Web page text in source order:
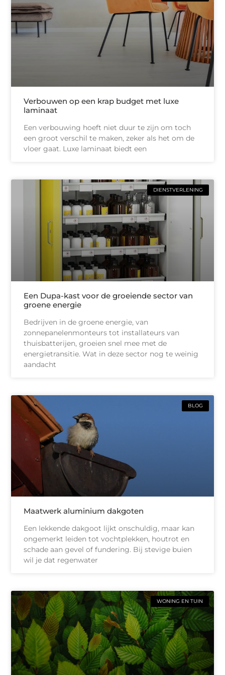
Verbouwen op een krap budget met luxe
laminaat
Een verbouwing hoeft niet duur te zijn om toch
een groot verschil te maken, zeker als het om de
vloer gaat. Luxe laminaat biedt een
DIENSTVERLENING
Een Dupa-kast voor de groeiende sector van
groene energie
Bedrijven in de groene energie, van
zonnepanelenmonteurs tot installateurs van
thuisbatterijen, groeien snel mee met de
energietransitie. Wat in deze sector nog te weinig
aandacht
BLOG
Maatwerk aluminium dakgoten
Een lekkende dakgoot lijkt onschuldig, maar kan
ongemerkt leiden tot vochtplekken, houtrot en
schade aan gevel of fundering. Bij stevige buien
wil je dat regenwater
WONING EN TUIN